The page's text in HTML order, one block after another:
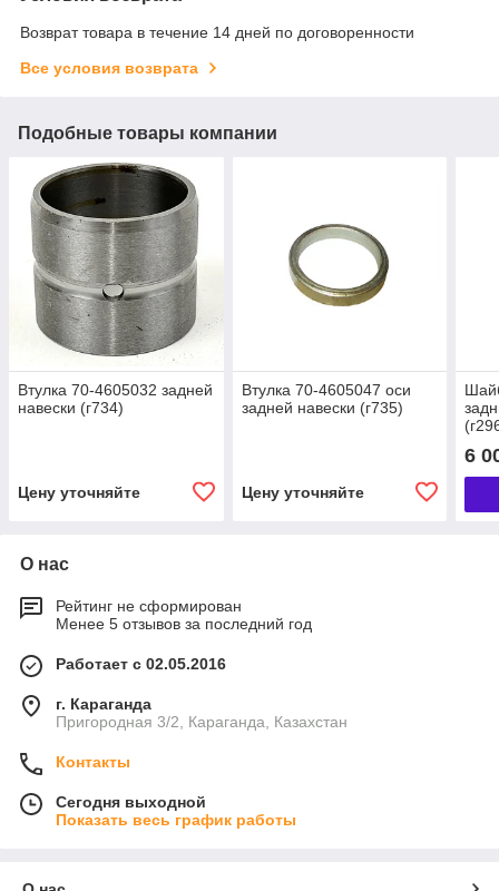
Возврат товара в течение 14 дней по договоренности
Все условия возврата
Подобные товары компании
Втулка 70-4605032 задней
навески (г734)
Цену уточняйте
Втулка 70-4605047 оси
задней навески (г735)
Цену уточняйте
6
О нас
Рейтинг не сформирован
Менее 5 отзывов за последний год
Работает с 02.05.2016
г. Караганда
Пригородная 3/2, Караганда, Казахстан
Контакты
Сегодня выходной
Показать весь график работы